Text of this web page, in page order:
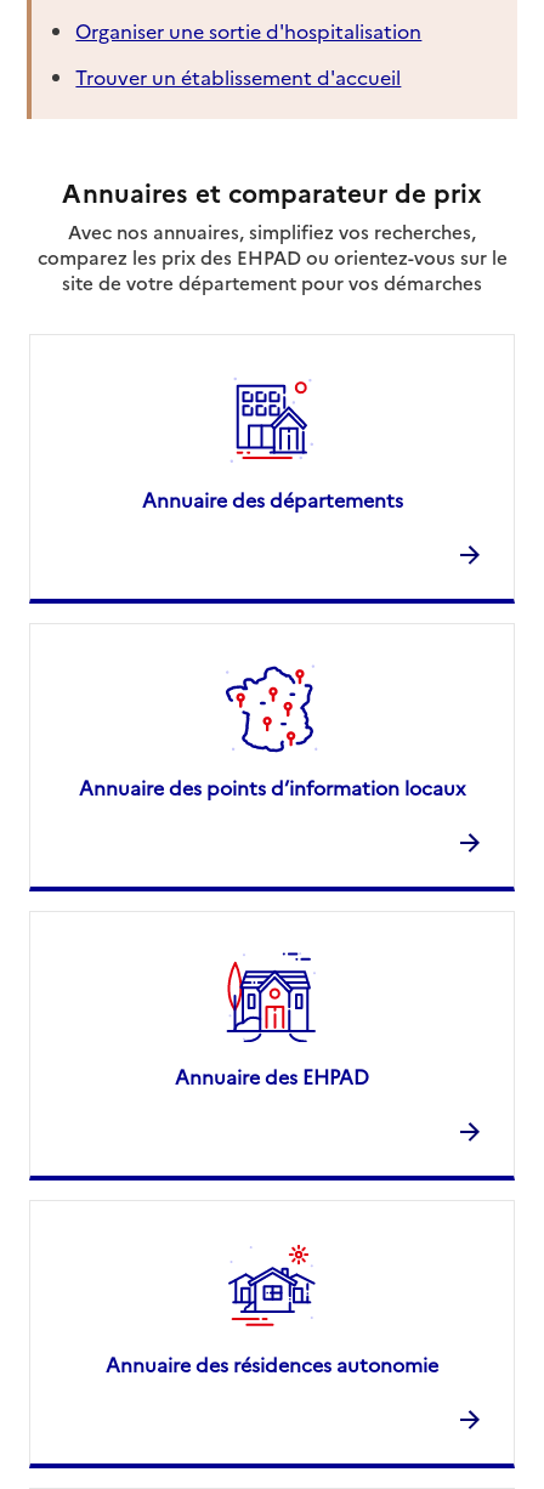
Organiser une sortie d'hospitalisation
Trouver un établissement d'accueil
Annuaires et comparateur de prix
Avec nos annuaires, simplifiez vos recherches,
comparez les prix des EHPAD ou orientez-vous sur le
site de votre département pour vos démarches
Annuaire des départements
Annuaire des points d’information locaux
Annuaire des EHPAD
Annuaire des résidences autonomie